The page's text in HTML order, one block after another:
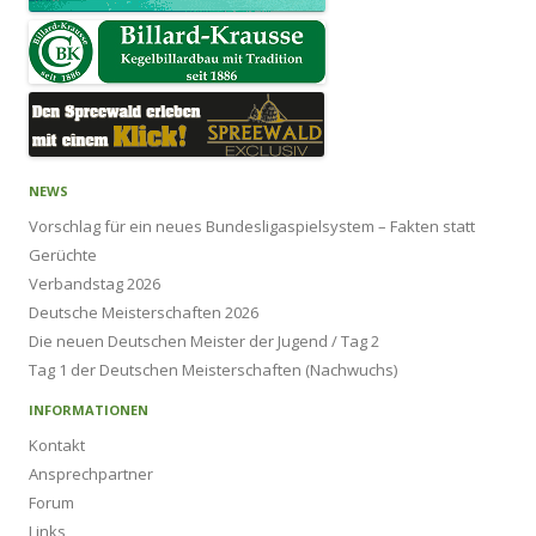
NEWS
Vorschlag für ein neues Bundesligaspielsystem – Fakten statt
Gerüchte
Verbandstag 2026
Deutsche Meisterschaften 2026
Die neuen Deutschen Meister der Jugend / Tag 2
Tag 1 der Deutschen Meisterschaften (Nachwuchs)
INFORMATIONEN
Kontakt
Ansprechpartner
Forum
Links